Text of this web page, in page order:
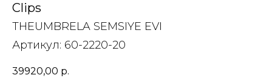
Clips
THEUMBRELA SEMSIYE EVI
Артикул: 60-2220-20
39920,00 р.